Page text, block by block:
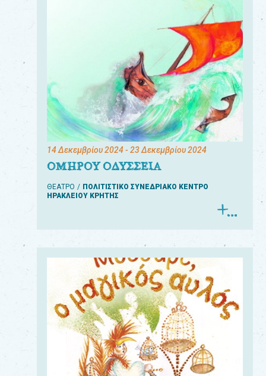
14 Δεκεμβρίου 2024- 23 Δεκεμβρίου 2024
ΟΜΗΡΟΥ ΟΔΥΣΣΕΙΑ
ΘΕΑΤΡΟ
ΠΟΛΙΤΙΣΤΙΚΟ ΣΥΝΕΔΡΙΑΚΟ ΚΕΝΤΡΟ
ΗΡΑΚΛΕΙΟΥ ΚΡΗΤΗΣ